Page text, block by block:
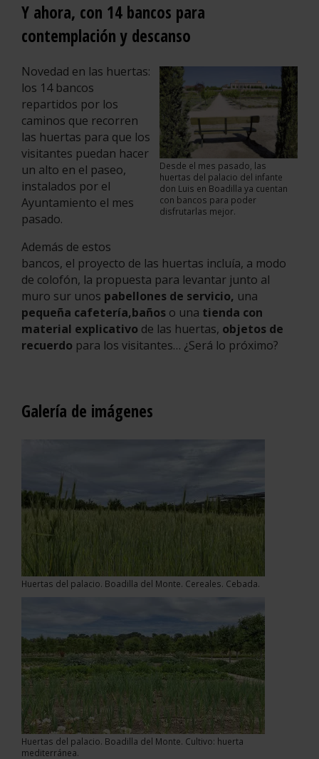
Y ahora, con 14 bancos para
contemplación y descanso
Desde el mes pasado, las
huertas del palacio del infante
don Luis en Boadilla ya cuentan
con bancos para poder
disfrutarlas mejor.
Novedad en las huertas:
los 14 bancos
repartidos por los
caminos que recorren
las huertas para que los
visitantes puedan hacer
un alto en el paseo,
instalados por el
Ayuntamiento el mes
pasado.
Además de estos
bancos, el proyecto de las huertas incluía, a modo
de colofón, la propuesta para levantar junto al
muro sur unos pabellones de servicio, una
pequeña cafetería,baños o una tienda con
material explicativo de las huertas, objetos de
recuerdo para los visitantes… ¿Será lo próximo?
Galería de imágenes
Huertas del palacio. Boadilla del Monte. Cereales. Cebada.
Huertas del palacio. Boadilla del Monte. Cultivo: huerta
mediterránea.